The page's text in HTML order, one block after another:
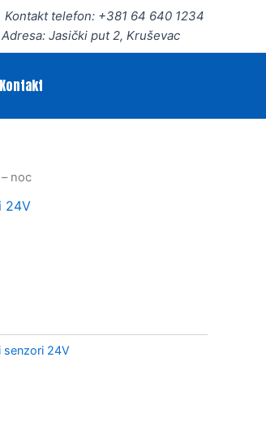
Kontakt telefon: +381 64 640 1234
Adresa: Jasički put 2, Kruševac
Kontakt
noc
24V
senzori 24V